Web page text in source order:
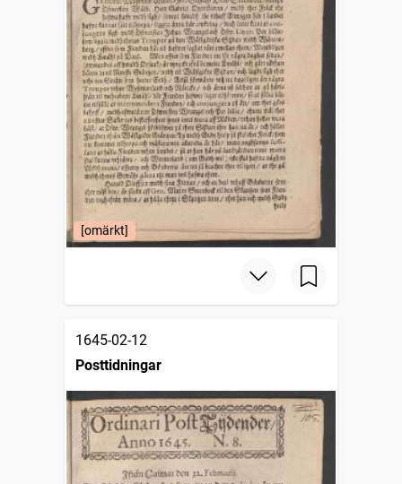
[omärkt]
1645-02-12
Posttidningar